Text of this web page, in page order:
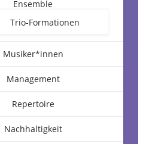
Ensemble
Trio-Formationen
Musiker*innen
Management
Repertoire
Nachhaltigkeit